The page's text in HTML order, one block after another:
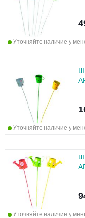
Уточняйте наличие у
Уточняйте наличие у
Уточняйте наличие у